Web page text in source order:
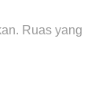
Ruas yang